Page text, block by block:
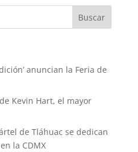
anuncian la Feria de
Kevin Hart, el mayor
de Tláhuac se dedican
la CDMX